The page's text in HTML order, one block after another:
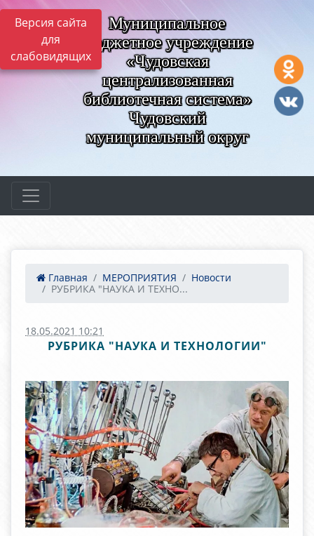
Версия сайта
для
слабовидящих
Муниципальное
бюджетное учреждение
«Чудовская
централизованная
библиотечная система»
Чудовский
муниципальный округ
Главная МЕРОПРИЯТИЯ
Новости
РУБРИКА "НАУКА И ТЕХНО...
18.05.2021 10:21
РУБРИКА "НАУКА И ТЕХНОЛОГИИ"